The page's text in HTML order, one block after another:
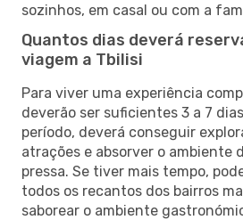
sozinhos, em casal ou com a
Quantos dias deverá
viagem a Tbilisi
Para viver uma experiência
deverão ser suficientes 3 a 7
período, deverá conseguir
atrações e absorver o ambiente
pressa. Se tiver mais tempo,
todos os recantos dos bairros
saborear o ambiente